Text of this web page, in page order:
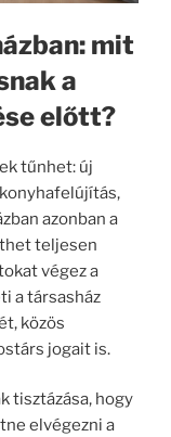
mit
a
előtt?
tűnhet: új
azonban a
teljesen
végez a
a társasház
közös
jogait is.
tisztázása, hogy
elvégezni a